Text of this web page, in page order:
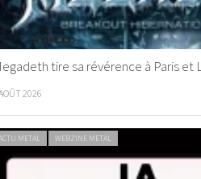
tire sa révérence à Paris et
2026
METAL WEBZINE METAL